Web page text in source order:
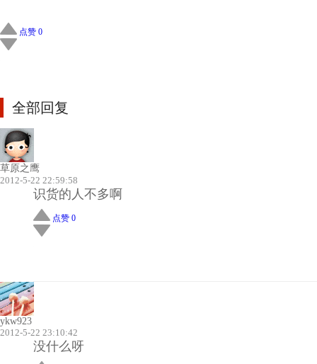
点赞 0
全部回复
草原之鹰
2012-5-22 22:59:58
识货的人不多啊
点赞 0
ykw923
2012-5-22 23:10:42
没什么呀